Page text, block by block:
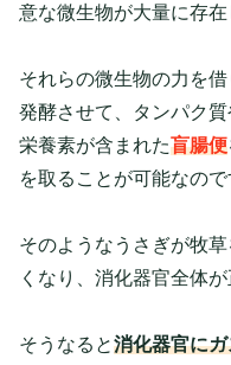
意な微生物が大量に存在
それらの微生物の力を
発酵させて、タンパク
栄養素が含まれた盲腸便
を取ることが可能なので
そのようなうさぎが牧
くなり、消化器官全体
そうなると消化器官に